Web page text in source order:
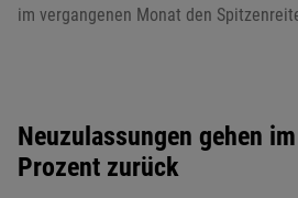
im vergangenen Monat den
Neuzulassungen gehen
Prozent zurück